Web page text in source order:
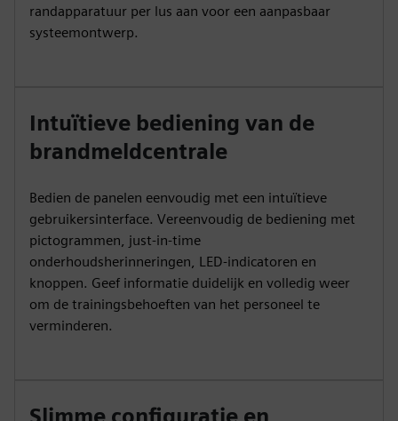
randapparatuur per lus aan voor een aanpasbaar
systeemontwerp.
Intuïtieve bediening van de
brandmeldcentrale
Bedien de panelen eenvoudig met een intuïtieve
gebruikersinterface. Vereenvoudig de bediening met
pictogrammen, just-in-time
onderhoudsherinneringen, LED-indicatoren en
knoppen. Geef informatie duidelijk en volledig weer
om de trainingsbehoeften van het personeel te
verminderen.